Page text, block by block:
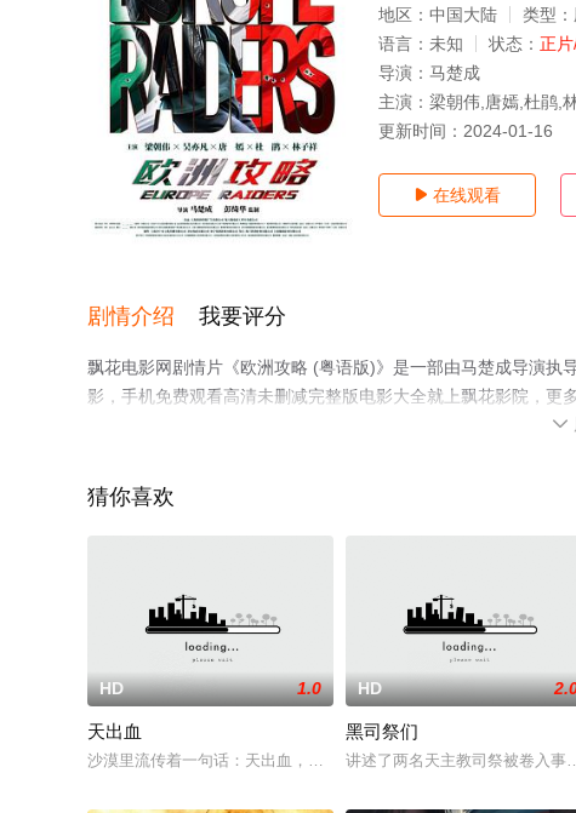
正片
地区： 中国大陆 类型：
语言： 未知 状态： 正
导演： 马楚成
主演： 梁朝伟,唐嫣,杜鹃,
更新时间： 2024-01-16
 在线观看
剧情介绍 我要评分
飘花电影网剧情片《欧洲攻略 (粤语版)》是一部由马楚成导演
影，手机免费观看高清未删减完整版电影大全就上飘花影院，更

猜你喜欢
HD 1.0
天出血
沙漠里流传着一句话：天出血，人死绝。 &nbsp; &nbsp; &nbsp;
HD
黑司祭们
讲述了两名天主教司祭被卷入事